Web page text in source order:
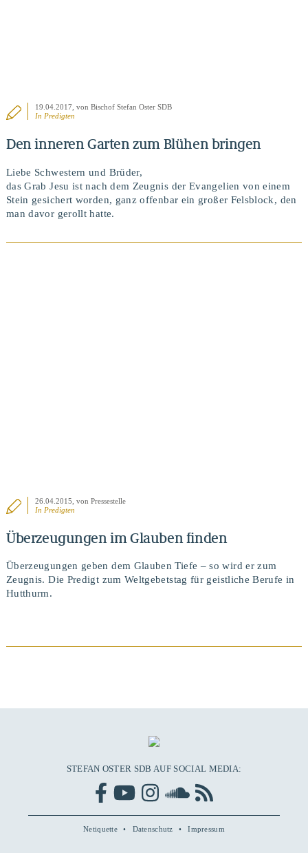
19.04.2017 , von Bischof Stefan Oster SDB
In Predigten
Den inneren Garten zum Blühen bringen
Liebe Schwestern und Brüder,
das Grab Jesu ist nach dem Zeugnis der Evangelien von einem
Stein gesichert worden, ganz offenbar ein großer Felsblock, den
man davor gerollt hatte.
26.04.2015 , von Pressestelle
In Predigten
Überzeugungen im Glauben finden
Überzeugungen geben dem Glauben Tiefe – so wird er zum
Zeugnis. Die Predigt zum Weltgebetstag für geistliche Berufe in
Hutthurm.
STEFAN OSTER SDB AUF SOCIAL MEDIA:
Netiquette Datenschutz Impressum